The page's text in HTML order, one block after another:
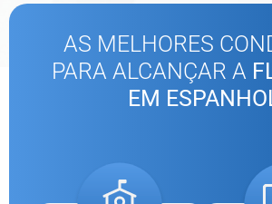
AS MELHORES
PARA ALCANÇAR A
EM